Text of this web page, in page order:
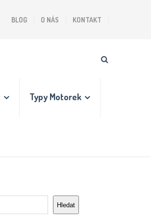
BLOG O NÁS KONTAKT
Typy Motorek
Hledat